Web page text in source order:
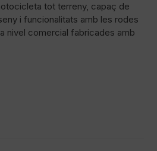
tot terreny, capaç de
i funcionalitats amb les rodes
nivel comercial fabricades amb